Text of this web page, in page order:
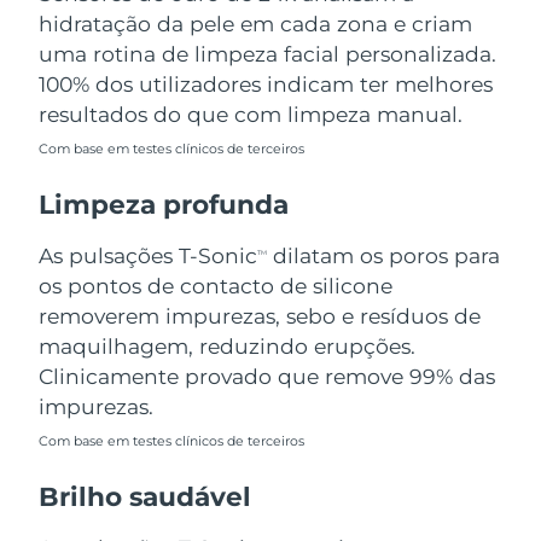
hidratação da pele em cada zona e criam
uma rotina de limpeza facial personalizada.
100% dos utilizadores indicam ter melhores
resultados do que com limpeza manual.
Com base em testes clínicos de terceiros
Limpeza profunda
As pulsações T-SonicTM
dilatam os poros para
os pontos de contacto de silicone
removerem impurezas, sebo e resíduos de
maquilhagem, reduzindo erupções.
Clinicamente provado que remove 99% das
impurezas.
Com base em testes clínicos de terceiros
Brilho saudável
Omã Entrega prevista 14/08/2026
Filipinas Entrega prevista 14/08/2026
Entrega prevista
Portugal
Porto Rico Entrega prevista
Catar
Reunião Entrega prevista16/08/2026
Romênia